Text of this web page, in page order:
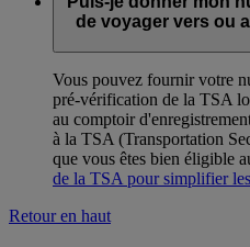
de voyager vers ou
Vous pouvez fournir votre
pré-vérification de la TSA
au comptoir
à la TSA (Transportation
que vous êtes bien éligible
de la TSA pour simplifier
Retour en haut